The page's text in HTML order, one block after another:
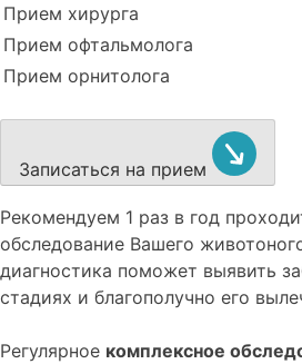
Прием хирурга
Прием офтальмолога
Прием орнитолога
Записаться на прием
Рекомендуем 1 раз в год
обследование Вашего
диагностика поможет выявить
стадиях и благополучно его
Регулярное комплексное